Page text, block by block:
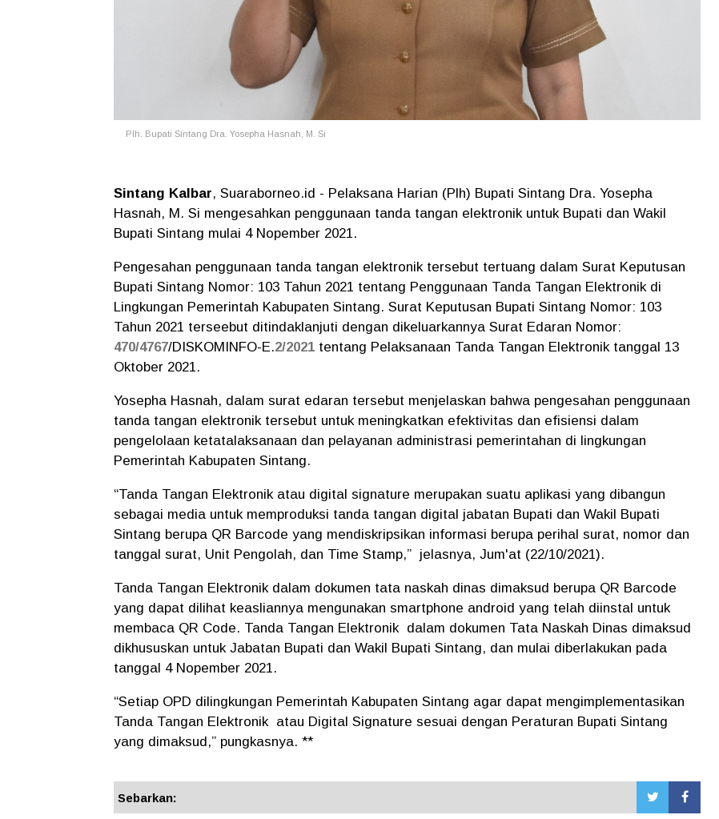
Plh. Bupati Sintang Dra. Yosepha Hasnah, M. Si
Sintang Kalbar, Suaraborneo.id - Pelaksana Harian (Plh) Bupati Sintang Dra. Yosepha
Hasnah, M. Si mengesahkan penggunaan tanda tangan elektronik untuk Bupati dan Wakil
Bupati Sintang mulai 4 Nopember 2021.
Pengesahan penggunaan tanda tangan elektronik tersebut tertuang dalam Surat Keputusan
Bupati Sintang Nomor: 103 Tahun 2021 tentang Penggunaan Tanda Tangan Elektronik di
Lingkungan Pemerintah Kabupaten Sintang. Surat Keputusan Bupati Sintang Nomor: 103
Tahun 2021 terseebut ditindaklanjuti dengan dikeluarkannya Surat Edaran Nomor:
470/4767/DISKOMINFO-E.2/2021 tentang Pelaksanaan Tanda Tangan Elektronik tanggal 13
Oktober 2021.
Yosepha Hasnah, dalam surat edaran tersebut menjelaskan bahwa pengesahan penggunaan
tanda tangan elektronik tersebut untuk meningkatkan efektivitas dan efisiensi dalam
pengelolaan ketatalaksanaan dan pelayanan administrasi pemerintahan di lingkungan
Pemerintah Kabupaten Sintang.
“Tanda Tangan Elektronik atau digital signature merupakan suatu aplikasi yang dibangun
sebagai media untuk memproduksi tanda tangan digital jabatan Bupati dan Wakil Bupati
Sintang berupa QR Barcode yang mendiskripsikan informasi berupa perihal surat, nomor dan
tanggal surat, Unit Pengolah, dan Time Stamp,” jelasnya, Jum'at (22/10/2021).
Tanda Tangan Elektronik dalam dokumen tata naskah dinas dimaksud berupa QR Barcode
yang dapat dilihat keasliannya mengunakan smartphone android yang telah diinstal untuk
membaca QR Code. Tanda Tangan Elektronik dalam dokumen Tata Naskah Dinas dimaksud
dikhususkan untuk Jabatan Bupati dan Wakil Bupati Sintang, dan mulai diberlakukan pada
tanggal 4 Nopember 2021.
“Setiap OPD dilingkungan Pemerintah Kabupaten Sintang agar dapat mengimplementasikan
Tanda Tangan Elektronik atau Digital Signature sesuai dengan Peraturan Bupati Sintang
yang dimaksud,” pungkasnya. **
Sebarkan: